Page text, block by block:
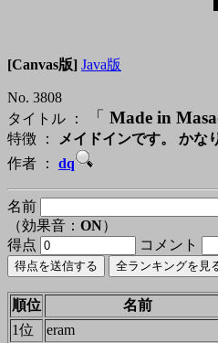
[Canvas版] Java版
No. 3808
タイトル ：
「 Made in
特徴 ：
メイドインです。 かな
作者 ： dq
名前
（効果音： ON）
得点
コメント
順位 名前
1位
eram